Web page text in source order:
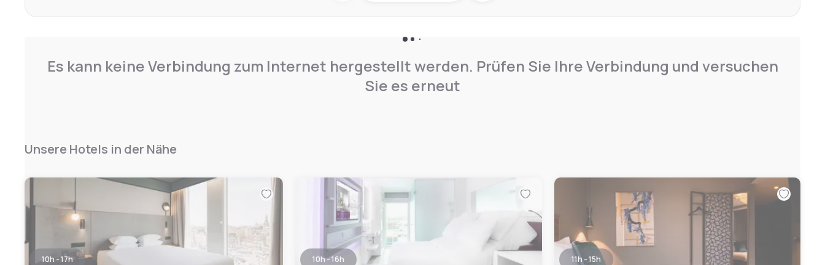
Es kann keine Verbindung zum Internet hergestellt werden. Prüfen Sie Ihre Verbindung und versuchen
Sie es erneut
Unsere Hotels in der Nähe
10h - 17h 10h - 16h 11h - 15h